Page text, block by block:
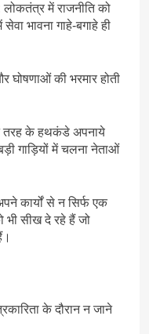
लोकतंत्र में राजनीति को
भावना गाहे-बगाहे ही
की भरमार होती
तरह के हथकंडे अपनाये
गाड़ियों में चलना नेताओं
कार्यों से न सिर्फ एक
भी सीख दे रहे हैं जो
के दौरान न जाने